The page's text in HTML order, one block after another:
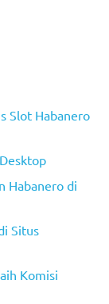
Slot Habanero
Habanero di
Situs
Komisi